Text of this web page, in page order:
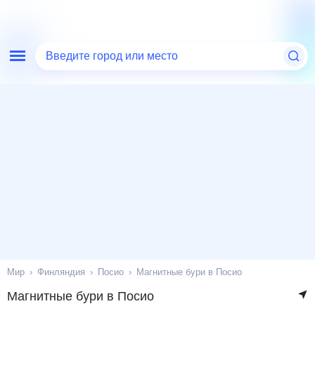
Введите город или место
Мир Финляндия Посио Магнитные бури в Посио
Магнитные бури в Посио